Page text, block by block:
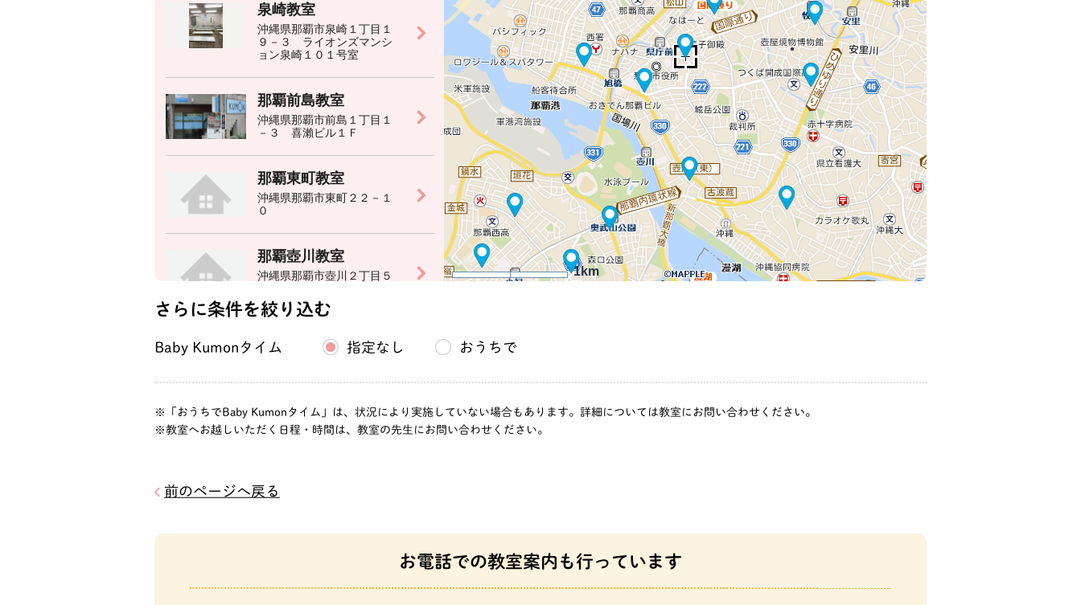
1km
泉崎教室
沖縄県那覇市泉崎１丁目１
９－３ ライオンズマンシ
ョン泉崎１０１号室
那覇前島教室
沖縄県那覇市前島１丁目１
－３ 喜瀨ビル１Ｆ
那覇東町教室
沖縄県那覇市東町２２－１
０
那覇壺川教室
沖縄県那覇市壺川２丁目５
沖縄県那覇市若狭２丁目１
０２
那覇神里原教室
牧志駅前教室
９－１５ コーポ東横３
那覇泊教室
さらに条件を絞り込む
Baby Kumonタイム 指定なし おうちで
「おうちでBaby Kumonタイム」は、状況により実施していない場合もあります。詳細については教室にお問い合わせください。
教室へお越しいただく日程・時間は、教室の先生にお問い合わせください。
前のページへ戻る
お電話での教室案内も行っています